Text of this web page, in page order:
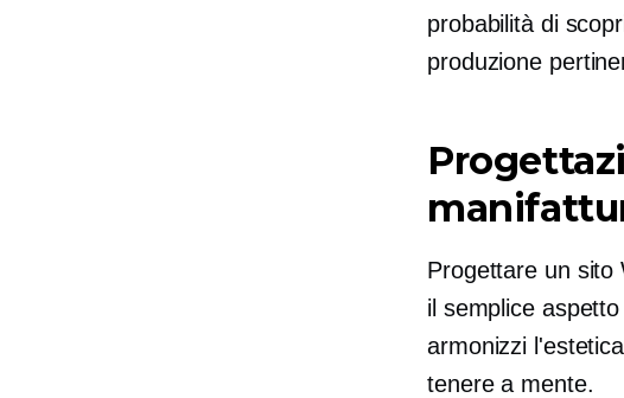
probabilità di
produzione
Progettare un sito
il semplice
armonizzi
tenere a mente.